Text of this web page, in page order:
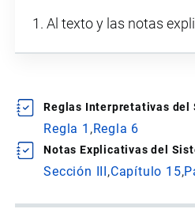
Al texto y las notas
Reglas Interpretativas del
Regla 1 Regla 6
Notas Explicativas del
Sección III Capítulo 15